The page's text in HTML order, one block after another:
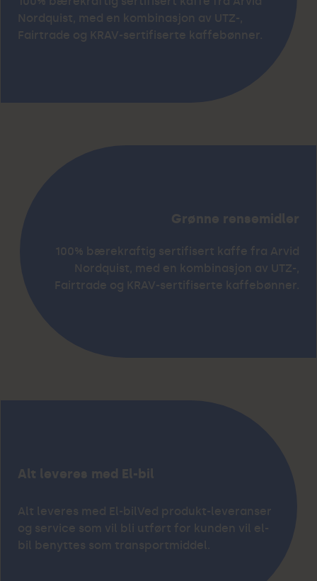
Nordquist, med en kombinasjon av UTZ-,
Fairtrade og KRAV-sertifiserte kaffebønner.
Grønne rensemidler
100% bærekraftig sertifisert kaffe fra Arvid
Nordquist, med en kombinasjon av UTZ-,
Fairtrade og KRAV-sertifiserte kaffebønner.
Alt leveres med El-bil
Alt leveres med El-bilVed produkt-leveranser
og service som vil bli utført for kunden vil el-
bil benyttes som transportmiddel.